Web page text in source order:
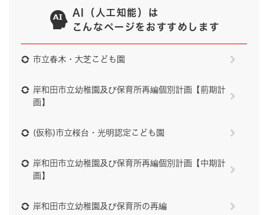
AI（人工知能）は
こんなページをおすすめします
市立春木・大芝こども園
岸和田市立幼稚園及び保育所再編個別計画【前期計
画】
(仮称)市立桜台・光明認定こども園
岸和田市立幼稚園及び保育所再編個別計画【中期計
画】
岸和田市立幼稚園及び保育所の再編